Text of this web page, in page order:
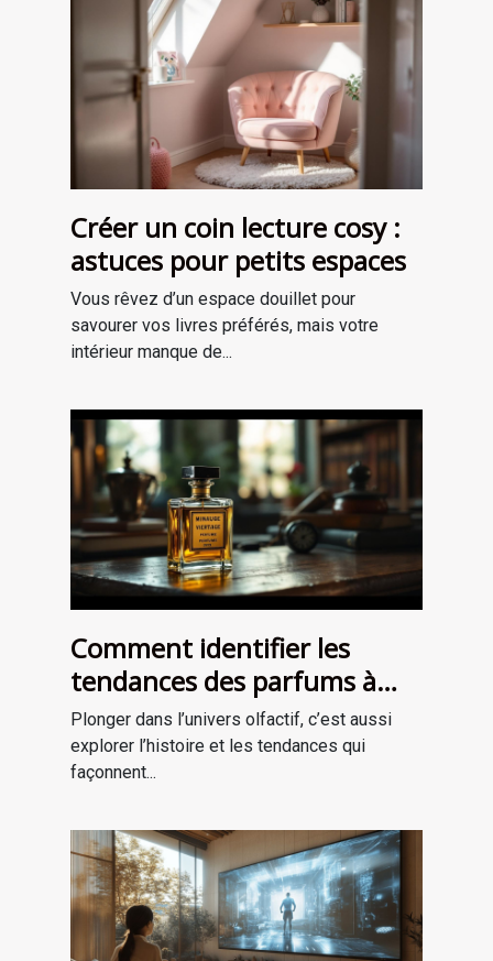
Créer un coin lecture cosy :
astuces pour petits espaces
Vous rêvez d’un espace douillet pour
savourer vos livres préférés, mais votre
intérieur manque de...
Comment identifier les
tendances des parfums à
travers les époques ?
Plonger dans l’univers olfactif, c’est aussi
explorer l’histoire et les tendances qui
façonnent...